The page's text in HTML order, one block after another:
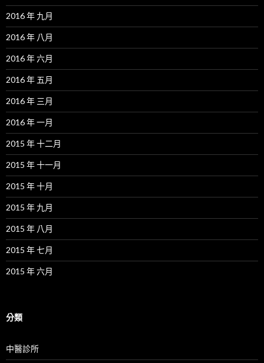
2016 年 九月
2016 年 八月
2016 年 六月
2016 年 五月
2016 年 三月
2016 年 一月
2015 年 十二月
2015 年 十一月
2015 年 十月
2015 年 九月
2015 年 八月
2015 年 七月
2015 年 六月
分類
中醫診所